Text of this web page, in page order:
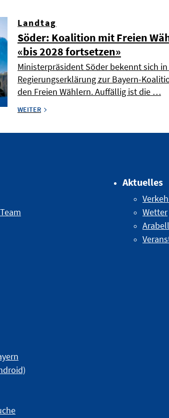
Landtag
Söder: Koalition mit Freien
«bis 2028 fortsetzen»
Ministerpräsident Söder bekennt sich
Regierungserklärung zur Bayern-
den Freien Wählern. Auffällig ist die …
WEITER
Aktuelles
Wetter